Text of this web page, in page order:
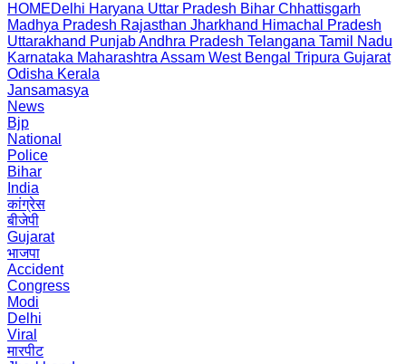
HOMEDelhi Haryana Uttar Pradesh Bihar Chhattisgarh
Madhya Pradesh Rajasthan Jharkhand Himachal Pradesh
Uttarakhand PunjabAndhra Pradesh Telangana Tamil Nadu
Karnataka Maharashtra Assam West Bengal Tripura Gujarat
Odisha Kerala
Jansamasya
News
Bjp
National
Police
Bihar
India
कांग्रेस
बीजेपी
Gujarat
भाजपा
Accident
Congress
Modi
Delhi
Viral
मारपीट